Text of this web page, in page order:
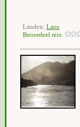
Landen: Laos
Beoordeel reis: